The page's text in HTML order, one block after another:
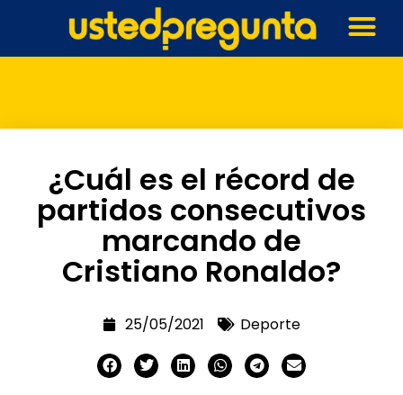
¿Cuál es el récord de
partidos consecutivos
marcando de
Cristiano Ronaldo?
25/05/2021 Deporte